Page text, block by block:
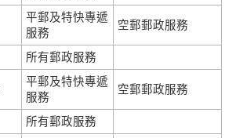
平郵及特快專遞
服務
空郵郵政服務
所有郵政服務
平郵及特快專遞
服務
空郵郵政服務
所有郵政服務